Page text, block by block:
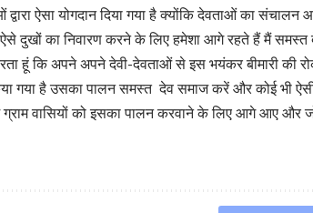
द्वारा ऐसा योगदान दिया गया है क्योंकि देवताओं का
दुखों का निवारण करने के लिए हमेशा आगे रहते हैं मैं समस्त
हूं कि अपने अपने देवी-देवताओं से इस भयंकर बीमारी की
गया है उसका पालन समस्त देव समाज करें और कोई भी
ग्राम वासियों को इसका पालन करवाने के लिए आगे आए और